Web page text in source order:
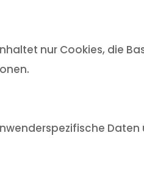
nur Cookies, die
Daten